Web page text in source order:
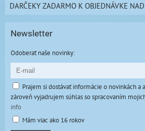
DARČEKY ZADARMO K OBJEDNÁVKE
Newsletter
Odoberať naše novinky:
Prajem si dostávať informácie o novinkách a
zároveň vyjadrujem súhlas so spracovaním
info
Mám viac ako 16 rokov